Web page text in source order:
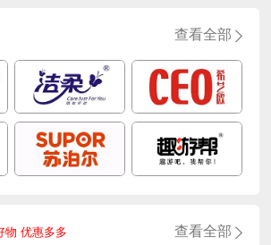
查看全部
物 优惠多多 查看全部